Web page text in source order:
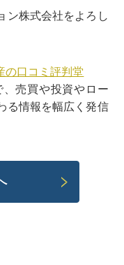
ン株式会社をよろし
の口コミ評判堂
売買や投資やロー
る情報を幅広く発信